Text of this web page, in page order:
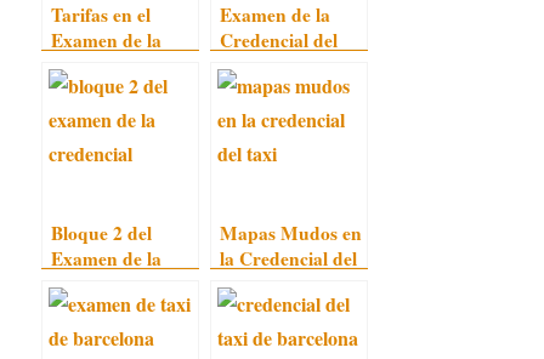
Tarifas en el
Examen de la
Credencial del
Taxi
Examen de la
Credencial del
Taxi de
Barcelona
Bloque 2 del
Examen de la
Credencial
Mapas Mudos en
la Credencial del
Taxi